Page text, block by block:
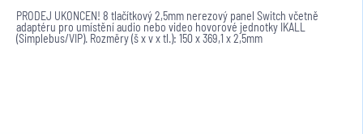
PRODEJ UKONČEN! 8 tlačítkový 2,5mm nerezový panel Switch včetně
adaptéru pro umístění audio nebo video hovorové jednotky IKALL
(Simplebus/VIP). Rozměry (š x v x tl.): 150 x 369,1 x 2,5mm